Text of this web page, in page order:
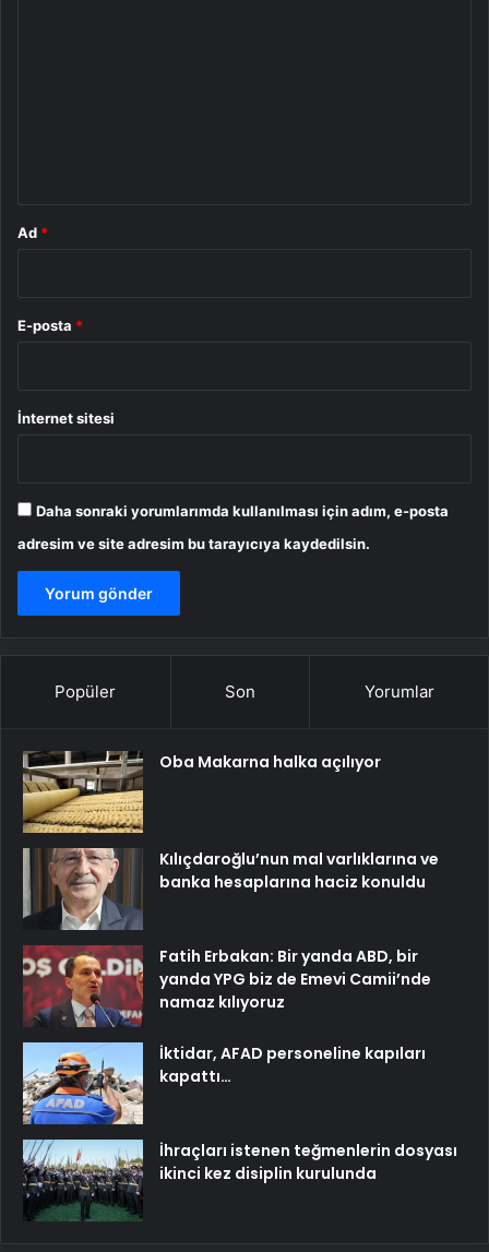
Ad *
E-posta *
İnternet sitesi
Daha sonraki yorumlarımda kullanılması için adım, e-posta
adresim ve site adresim bu tarayıcıya kaydedilsin.
Popüler Son Yorumlar
Oba Makarna halka açılıyor
Kılıçdaroğlu’nun mal varlıklarına ve
banka hesaplarına haciz konuldu
Fatih Erbakan: Bir yanda ABD, bir
yanda YPG biz de Emevi Camii’nde
namaz kılıyoruz
İktidar, AFAD personeline kapıları
kapattı…
İhraçları istenen teğmenlerin dosyası
ikinci kez disiplin kurulunda